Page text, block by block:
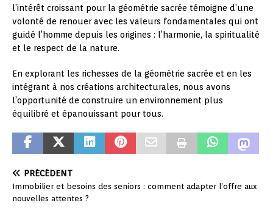
l’intérêt croissant pour la géométrie sacrée témoigne d’une
volonté de renouer avec les valeurs fondamentales qui ont
guidé l’homme depuis les origines : l’harmonie, la spiritualité
et le respect de la nature.
En explorant les richesses de la géométrie sacrée et en les
intégrant à nos créations architecturales, nous avons
l’opportunité de construire un environnement plus
équilibré et épanouissant pour tous.
PRÉCÉDENT
Immobilier et besoins des seniors : comment adapter l’offre aux
nouvelles attentes ?